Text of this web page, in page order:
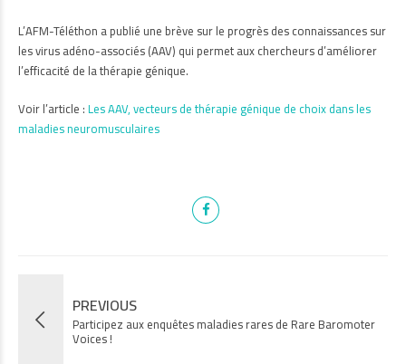
L’AFM-Téléthon a publié une brève sur le progrès des connaissances sur
les virus adéno-associés (AAV) qui permet aux chercheurs d’améliorer
l’efficacité de la thérapie génique.
Voir l’article :Les AAV, vecteurs de thérapie génique de choix dans les
maladies neuromusculaires
PREVIOUS
Participez aux enquêtes maladies rares de Rare Baromoter
Voices !